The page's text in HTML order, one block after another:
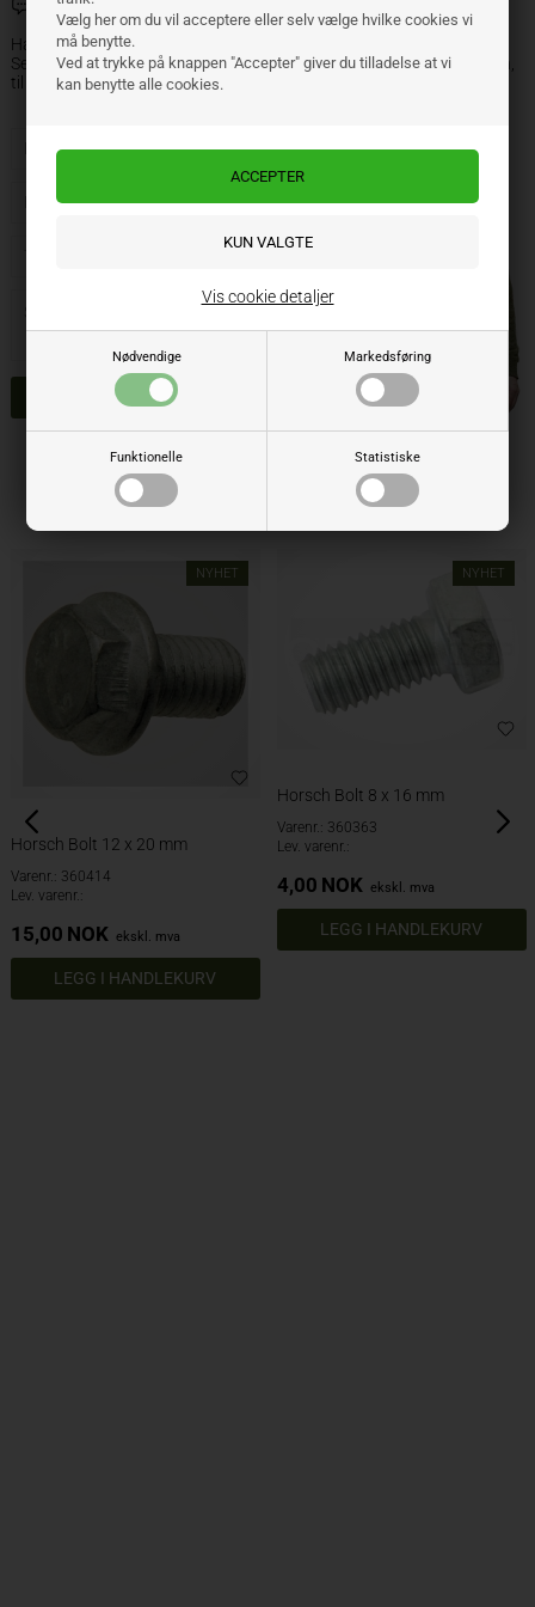
Vælg her om du vil acceptere eller selv vælge hvilke cookies vi
må benytte.
Ved at trykke på knappen "Accepter" giver du tilladelse at vi
kan benytte alle cookies.
Nødvendige Markedsføring
Funktionelle Statistiske
Vis cookie detaljer
Brug for hjælp?
Har du funnet det du leter etter? Skal du kjøpe i bulk?
Send en melding, så Jeg hjelper deg med å finne den beste kvaliteten,
til riktig pris.
Se også disse produktene
NYHET
Horsch Bolt 12 x 20 mm
Varenr.: 360414
Lev. varenr.:
15,00 NOK ekskl. mva
NYHET
Horsch Bolt 8 x 16 mm
Varenr.: 360363
Lev. varenr.:
4,00 NOK ekskl. mva